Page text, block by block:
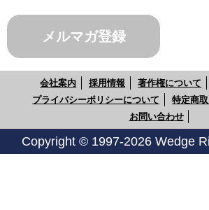
メルマガ登録
会社案内 採用情報 著作権について
プライバシーポリシーについて
特定商
お問い合わせ
Copyright © 1997-2026 Wedge